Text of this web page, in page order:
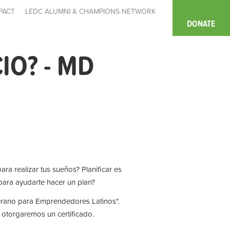
LEDC ALUMNI & CHAMPIONS NETWORK
DONATE
- MD
realizar tus sueños? Planificar es
ayudarte hacer un plan?
para Emprendedores Latinos".
un certificado.